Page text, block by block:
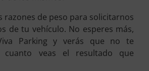
razones de peso para solicitarnos
de tu vehículo. No esperes más,
Parking y verás que no te
cuanto veas el resultado que